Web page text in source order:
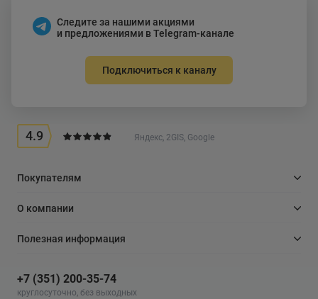
Следите за нашими акциями
и предложениями в Telegram-канале
Подключиться к каналу
4.9 Яндекс, 2GIS, Google
Покупателям
О компании
Полезная информация
+7 (351) 200-35-74
круглосуточно, без выходных